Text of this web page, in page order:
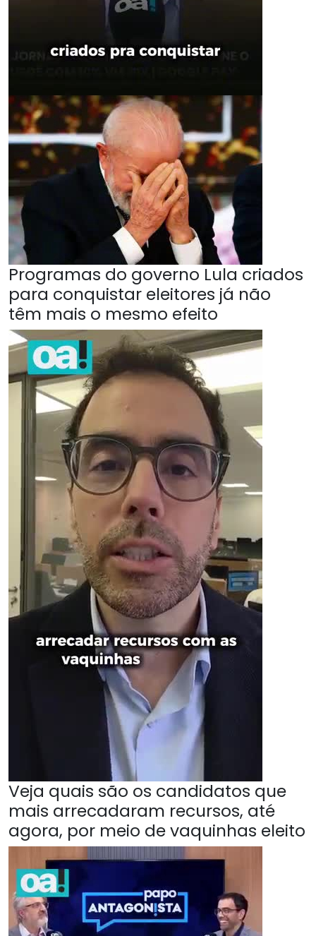
Programas do governo Lula criados
para conquistar eleitores já não
têm mais o mesmo efeito
Veja quais são os candidatos que
mais arrecadaram recursos, até
agora, por meio de vaquinhas eleito